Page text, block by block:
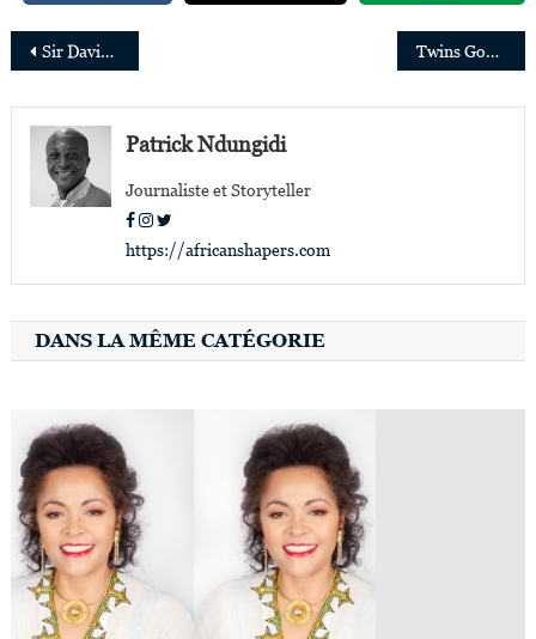
Navigation
de
l’article
Sir David Adjaye développe deux grands projets architecturaux en Afrique Twins Goals:20 Success Stories de Jumelles et Jumeaux qui excellent ensemble dans le même domaine
Patrick Ndungidi
Journaliste et Storyteller
https://africanshapers.com
DANS LA MÊME CATÉGORIE